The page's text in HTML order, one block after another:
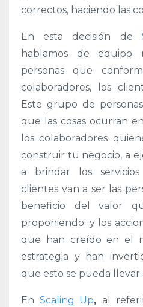
correctos, haciendo las
En esta decisión de
hablamos deequipo
personas que
colaboradores, los
Este grupo de
que las cosas ocurran
los colaboradores
construir tu negocio, a
a brindar los
clientes van a ser las
beneficio del valor
proponiendo; y los
que han creído en el
estrategia y han
que esto se pueda llevar
En Scaling Up, al